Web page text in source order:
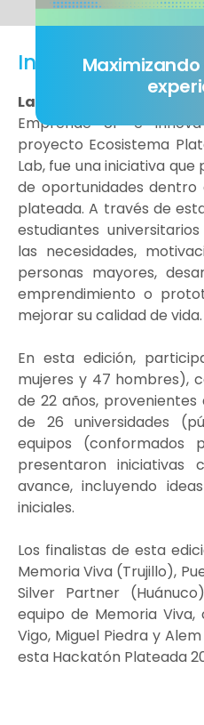
Información
La Hackatón Plateada
Emprende UP e
proyecto Ecosistema
Lab, fue una iniciativa
de oportunidades
plateada. A través de
estudiantes
las necesidades,
personas mayores,
emprendimiento o
mejorar su calidad de vida.
En esta edición,
mujeres y 47 hombres),
de 22 años,
de 26 universidades
equipos
presentaron iniciativas
avance, incluyendo
iniciales.
Los finalistas de esta
Memoria Viva (Trujillo),
Silver Partner
equipo de Memoria
Vigo, Miguel Piedra y
esta Hackatón Plateada